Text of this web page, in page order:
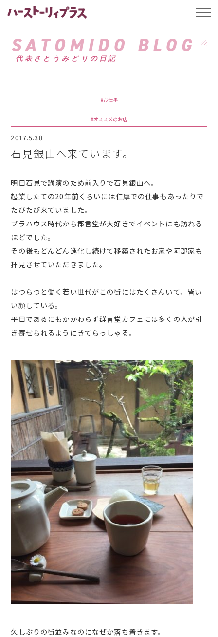
ハーストーリィプ
SATOMIDO BLOG
代表さとうみどりの日記
#お仕事
#オススメのお店
2017.5.30
石見銀山へ来ています。
明日石見で講演のため前入りで石見銀山へ。
起業したての20年前くらいには仁摩での仕事もあったりで
たびたび来ていました。
ブラハウス時代から郡言堂が大好きでイベントにも訪れる
ほどでした。
その後もどんどん進化し続けて移築されたお家や阿部家も
拝見させていただきました。
はつらつと働く若い世代がこの街にはたくさんいて、皆い
い顔している。
平日であるにもかかわらず群言堂カフェには多くの人が引
き寄せられるようにきてらっしゃる。
久しぶりの街並みなのになぜか落ち着きます。
t
l
a
n